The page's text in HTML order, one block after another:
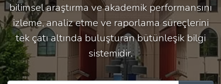
bilimsel araştırma ve akademik performansını
izleme, analiz etme ve raporlama süreçlerini
tek çatı altında buluşturan bütünleşik bilgi
sistemidir.